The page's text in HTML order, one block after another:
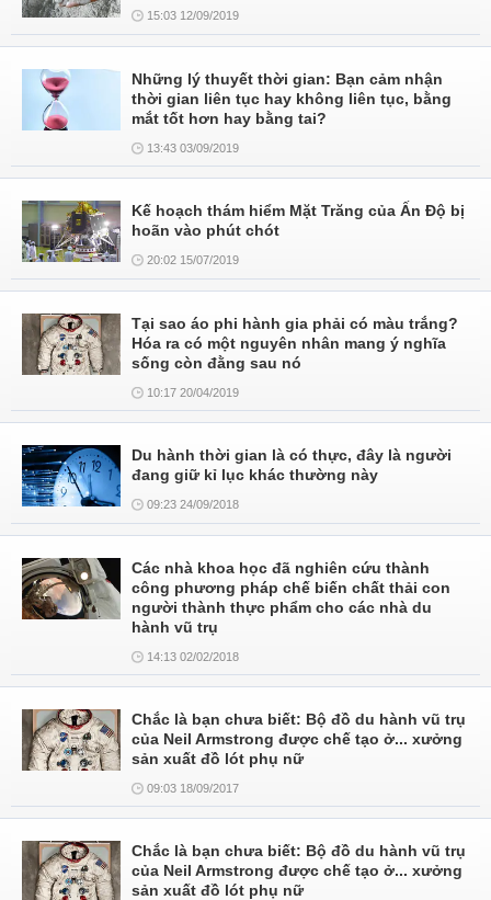
15:03 12/09/2019
Những lý thuyết thời gian: Bạn cảm nhận
thời gian liên tục hay không liên tục, bằng
mắt tốt hơn hay bằng tai?
13:43 03/09/2019
Kế hoạch thám hiểm Mặt Trăng của Ấn Độ bị
hoãn vào phút chót
20:02 15/07/2019
Tại sao áo phi hành gia phải có màu trắng?
Hóa ra có một nguyên nhân mang ý nghĩa
sống còn đằng sau nó
10:17 20/04/2019
Du hành thời gian là có thực, đây là người
đang giữ kỉ lục khác thường này
09:23 24/09/2018
Các nhà khoa học đã nghiên cứu thành
công phương pháp chế biến chất thải con
người thành thực phẩm cho các nhà du
hành vũ trụ
14:13 02/02/2018
Chắc là bạn chưa biết: Bộ đồ du hành vũ trụ
của Neil Armstrong được chế tạo ở... xưởng
sản xuất đồ lót phụ nữ
09:03 18/09/2017
Chắc là bạn chưa biết: Bộ đồ du hành vũ trụ
của Neil Armstrong được chế tạo ở... xưởng
sản xuất đồ lót phụ nữ